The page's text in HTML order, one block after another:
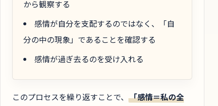
から観察する
感情が自分を支配するのではなく、「自
分の中の現象」であることを確認する
感情が過ぎ去るのを受け入れる
このプロセスを繰り返すことで、 「感情＝私の全